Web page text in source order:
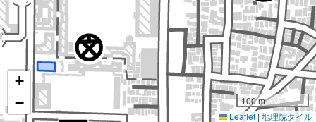
+
−
100 m
Leaflet | 地理院タイル